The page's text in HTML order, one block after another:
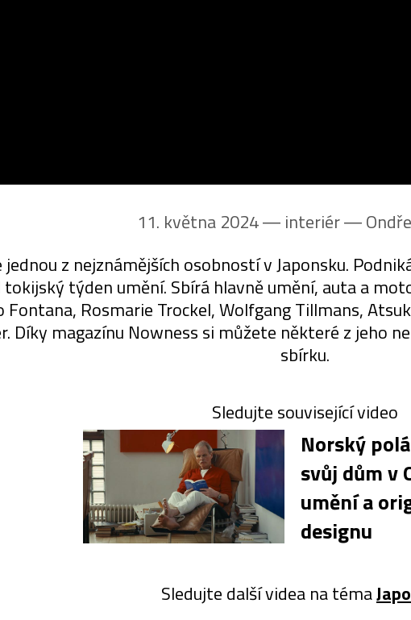
11. května 2024 ― interiér ―
jednou z nejznámějších osobností v Japonsku.
týden umění. Sbírá hlavně umění, auta a
Fontana, Rosmarie Trockel, Wolfgang Tillmans,
Díky magazínu Nowness si můžete některé z jeho
sbírku.
Sledujte související video
Norský
svůj dům v
umění a
designu
Sledujte další videa na téma